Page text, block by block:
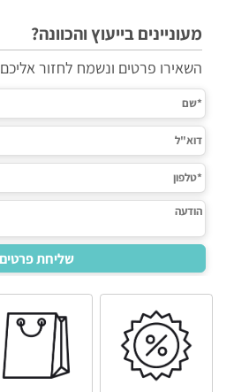
מעוניינים בייעוץ והכוונה?
השאירו פרטים ונשמח לחזור אליכם